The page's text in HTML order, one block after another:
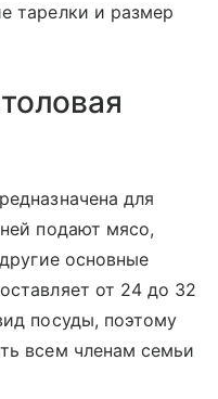
тарелки и размер
для
подают мясо,
основные
от 24 до 32
посуды, поэтому
всем членам семьи